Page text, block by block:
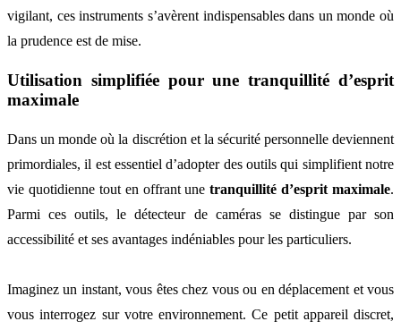
vigilant, ces instruments s’avèrent indispensables dans un monde où
la prudence est de mise.
Utilisation simplifiée pour une tranquillité d’esprit
maximale
Dans un monde où la discrétion et la sécurité personnelle deviennent
primordiales, il est essentiel d’adopter des outils qui simplifient notre
vie quotidienne tout en offrant unetranquillité d’esprit maximale.
Parmi ces outils, le détecteur de caméras se distingue par son
accessibilité et ses avantages indéniables pour les particuliers.
Imaginez un instant, vous êtes chez vous ou en déplacement et vous
vous interrogez sur votre environnement. Ce petit appareil discret,